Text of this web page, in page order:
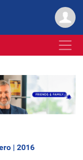
| 2016